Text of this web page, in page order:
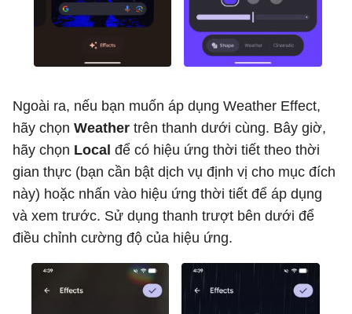
Ngoài ra, nếu bạn muốn áp dụng Weather Effect,
hãy chọn Weather trên thanh dưới cùng. Bây giờ,
hãy chọn Local để có hiệu ứng thời tiết theo thời
gian thực (bạn cần bật dịch vụ định vị cho mục đích
này) hoặc nhấn vào hiệu ứng thời tiết để áp dụng
và xem trước. Sử dụng thanh trượt bên dưới để
điều chỉnh cường độ của hiệu ứng.